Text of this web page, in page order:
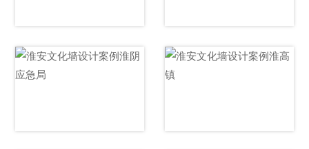
丁集镇文明实践所
文化墙
淮阴区审计局文化
墙设计